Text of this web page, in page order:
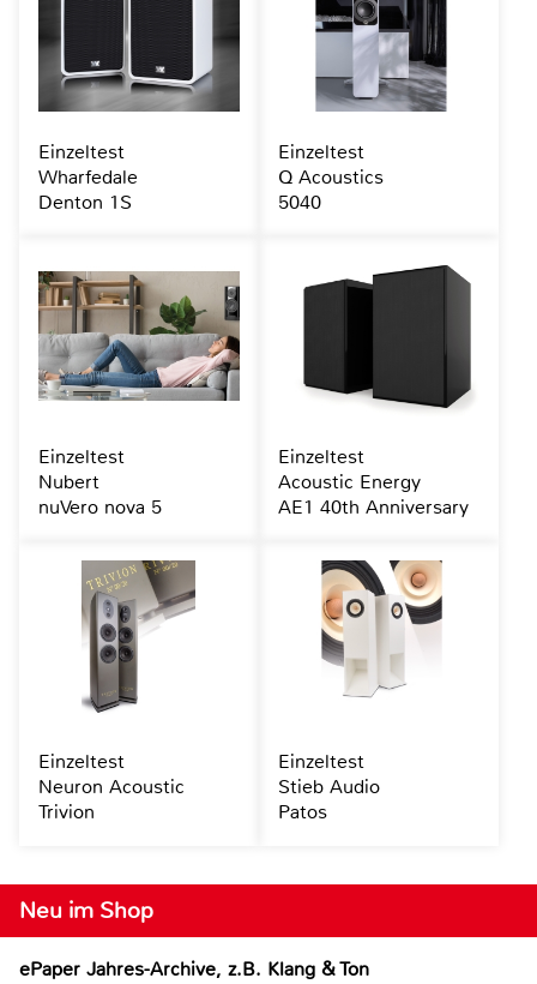
Neu im Shop
ePaper Jahres-Archive, z.B. Klang & Ton
Einzeltest
Wharfedale
Denton 1S
Einzeltest
Q Acoustics
5040
Einzeltest
Nubert
nuVero nova 5
Einzeltest
Acoustic Energy
AE1 40th Anniversary
Einzeltest
Neuron Acoustic
Trivion
Einzeltest
Stieb Audio
Patos